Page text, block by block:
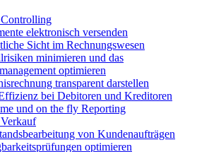
elektronisch versenden
Sicht im Rechnungswesen
minimieren und das
optimieren
transparent darstellen
bei Debitoren und Kreditoren
und on the fly Reporting
von Kundenaufträgen
optimieren